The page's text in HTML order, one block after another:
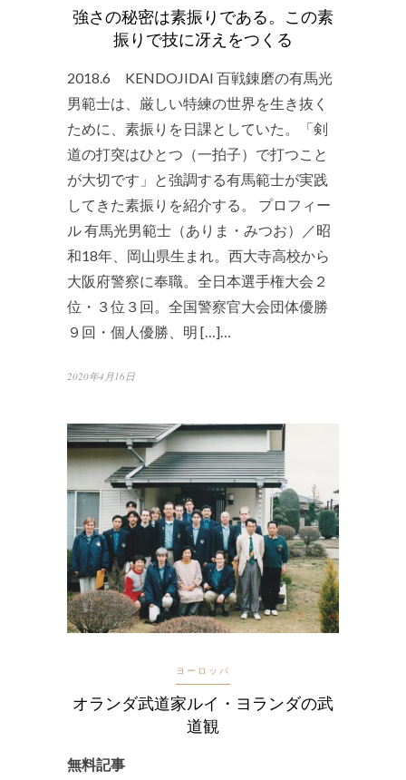
強さの秘密は素振りである。この素
振りで技に冴えをつくる
2018.6 KENDOJIDAI 百戦錬磨の有馬光
男範士は、厳しい特練の世界を生き抜く
ために、素振りを日課としていた。「剣
道の打突はひとつ（一拍子）で打つこと
が大切です」と強調する有馬範士が実践
してきた素振りを紹介する。 プロフィー
ル 有馬光男範士（ありま・みつお）／昭
和18年、岡山県生まれ。西大寺高校から
大阪府警察に奉職。全日本選手権大会２
位・３位３回。全国警察官大会団体優勝
９回・個人優勝、明 […]…
2020年4月16日
ヨーロッパ
オランダ武道家ルイ・ヨランダの武
道観
無料記事